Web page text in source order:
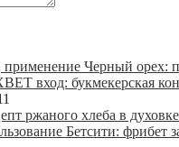
Черный орех:
вход: букмекерская
ржаного хлеба в духовке
Бетсити: фрибет